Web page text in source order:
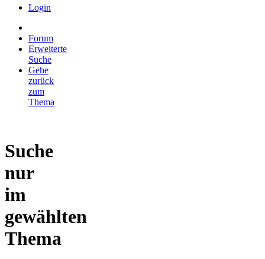
Login
Forum
Erweiterte
Suche
Gehe
zurück
zum
Thema
Suche
nur
im
gewählten
Thema